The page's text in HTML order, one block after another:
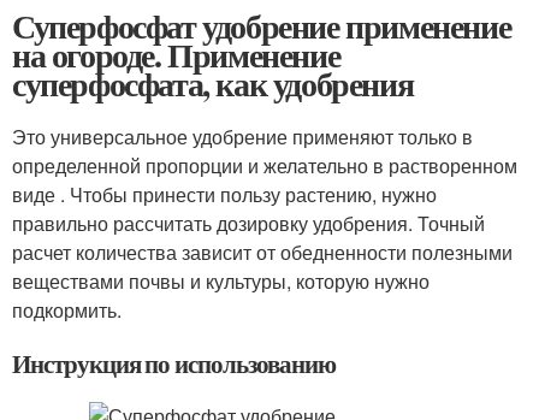
Суперфосфат удобрение применение
на огороде. Применение
суперфосфата, как удобрения
Это универсальное удобрение применяют только в
определенной пропорции и желательно в растворенном
виде . Чтобы принести пользу растению, нужно
правильно рассчитать дозировку удобрения. Точный
расчет количества зависит от обедненности полезными
веществами почвы и культуры, которую нужно
подкормить.
Инструкция по использованию